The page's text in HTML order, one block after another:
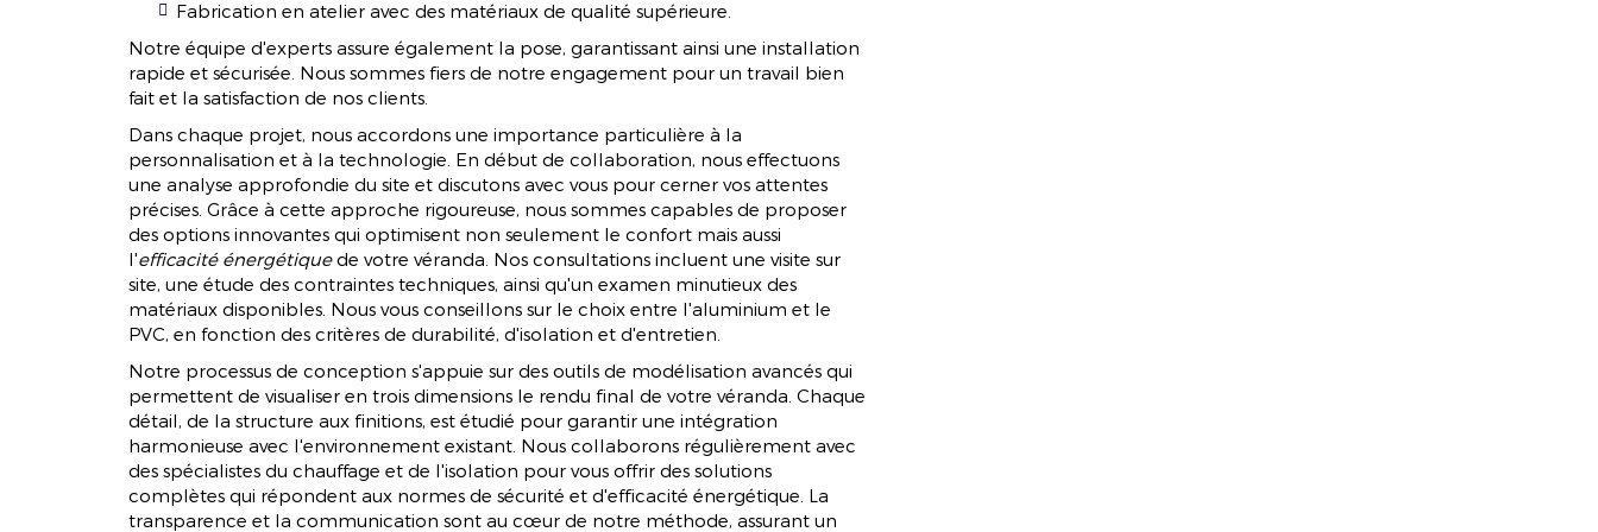
FABRICATION VÉRANDA BORDEAUX
APPELEZ-NOUS CONTACTEZ-NOUS
Fabrication en atelier avec des matériaux de qualité supérieure.
Notre équipe d'experts assure également la pose, garantissant ainsi une installation
rapide et sécurisée. Nous sommes fiers de notre engagement pour un travail bien
fait et la satisfaction de nos clients.
Dans chaque projet, nous accordons une importance particulière à la
personnalisation et à la technologie. En début de collaboration, nous effectuons
une analyse approfondie du site et discutons avec vous pour cerner vos attentes
précises. Grâce à cette approche rigoureuse, nous sommes capables de proposer
des options innovantes qui optimisent non seulement le confort mais aussi
l'efficacité énergétiquede votre véranda. Nos consultations incluent une visite sur
site, une étude des contraintes techniques, ainsi qu'un examen minutieux des
matériaux disponibles. Nous vous conseillons sur le choix entre l'aluminium et le
PVC, en fonction des critères de durabilité, d'isolation et d'entretien.
Notre processus de conception s'appuie sur des outils de modélisation avancés qui
permettent de visualiser en trois dimensions le rendu final de votre véranda. Chaque
détail, de la structure aux finitions, est étudié pour garantir une intégration
harmonieuse avec l'environnement existant. Nous collaborons régulièrement avec
des spécialistes du chauffage et de l'isolation pour vous offrir des solutions
complètes qui répondent aux normes de sécurité et d'efficacité énergétique. La
transparence et la communication sont au cœur de notre méthode, assurant un